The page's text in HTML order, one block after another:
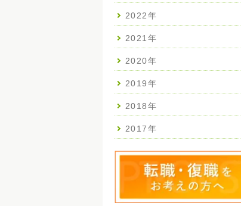
2022年
2021年
2020年
2019年
2018年
2017年